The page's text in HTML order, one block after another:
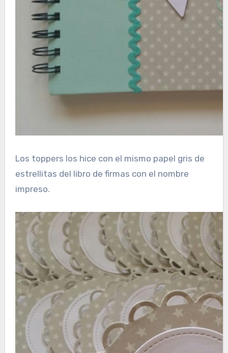
Los toppers los hice con el mismo papel gris de
estrellitas del libro de firmas con el nombre
impreso.